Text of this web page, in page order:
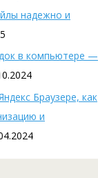
надежно и
в компьютере —
Браузере, как
и